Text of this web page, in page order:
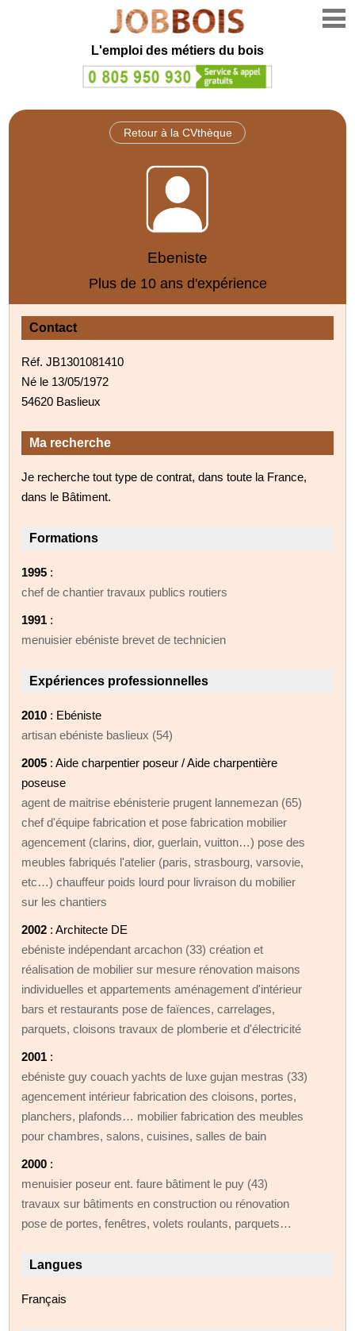
L'emploi des métiers du bois
Retour à la CVthèque
Ebeniste
Plus de 10 ans d'expérience
Contact
Réf. JB1301081410
Né le 13/05/1972
54620 Baslieux
Ma recherche
Je recherche tout type de contrat, dans toute la France,
dans le Bâtiment.
Formations
1995 :
chef de chantier travaux publics routiers
1991 :
menuisier ebéniste brevet de technicien
Expériences professionnelles
2010 : Ebéniste
artisan ebéniste baslieux (54)
2005 : Aide charpentier poseur / Aide charpentière
poseuse
agent de maitrise ebénisterie prugent lannemezan (65)
chef d'équipe fabrication et pose fabrication mobilier
agencement (clarins, dior, guerlain, vuitton…) pose des
meubles fabriqués l'atelier (paris, strasbourg, varsovie,
etc…) chauffeur poids lourd pour livraison du mobilier
sur les chantiers
2002 : Architecte DE
ebéniste indépendant arcachon (33) création et
réalisation de mobilier sur mesure rénovation maisons
individuelles et appartements aménagement d'intérieur
bars et restaurants pose de faïences, carrelages,
parquets, cloisons travaux de plomberie et d'électricité
2001 :
ebéniste guy couach yachts de luxe gujan mestras (33)
agencement intérieur fabrication des cloisons, portes,
planchers, plafonds… mobilier fabrication des meubles
pour chambres, salons, cuisines, salles de bain
2000 :
menuisier poseur ent. faure bâtiment le puy (43)
travaux sur bâtiments en construction ou rénovation
pose de portes, fenêtres, volets roulants, parquets…
Langues
Français